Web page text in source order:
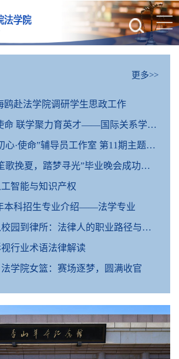
更多>>
鸥赴法学院调研学生思政工作
际关系学院法学院与北京市人民检察院重大犯罪检察部开展建党105周年检校共建主题党日活动
使命”辅导员工作室 第11期主题活动圆满完成
挽夏，踏梦寻光”毕业晚会成功举办
智能与知识产权
本科招生专业介绍——法学专业
到律所：法律人的职业路径与成长准备
行业术语法律解读
法学院女篮：赛场逐梦，圆满收官